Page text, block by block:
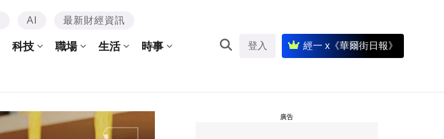
AI 最新財經資訊
科技 職場 生活 時事 登入 經一 x《華爾街日報》
廣告